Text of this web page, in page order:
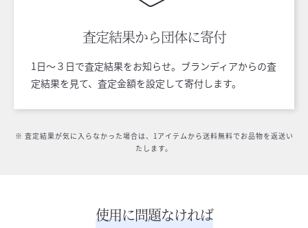
査定結果から団体に寄付
1日〜３日で査定結果をお知らせ。ブランディアからの査
定結果を見て、査定金額を設定して寄付します。
※ 査定結果が気に入らなかった場合は、1アイテムから送料無料でお品物を返送い
たします。
使用に問題なければ